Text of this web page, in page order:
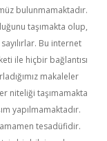
bulunmamaktadır.
taşımakta olup,
Bu internet
ile hiçbir bağlantısı
makaleler
niteliği taşımamakta
yapılmamaktadır.
tesadüfidir.